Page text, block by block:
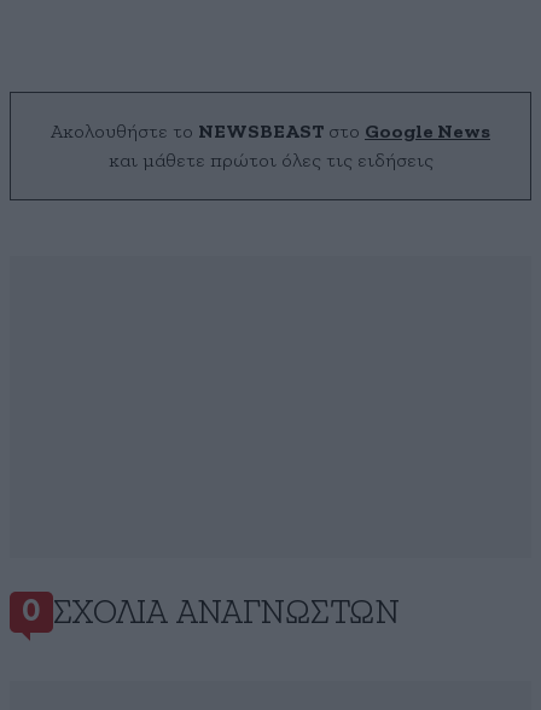
Ακολουθήστε το NEWSBEAST στο Google News
και μάθετε πρώτοι όλες τις ειδήσεις
0 ΣΧΌΛΙΑ ΑΝΑΓΝΩΣΤΏΝ